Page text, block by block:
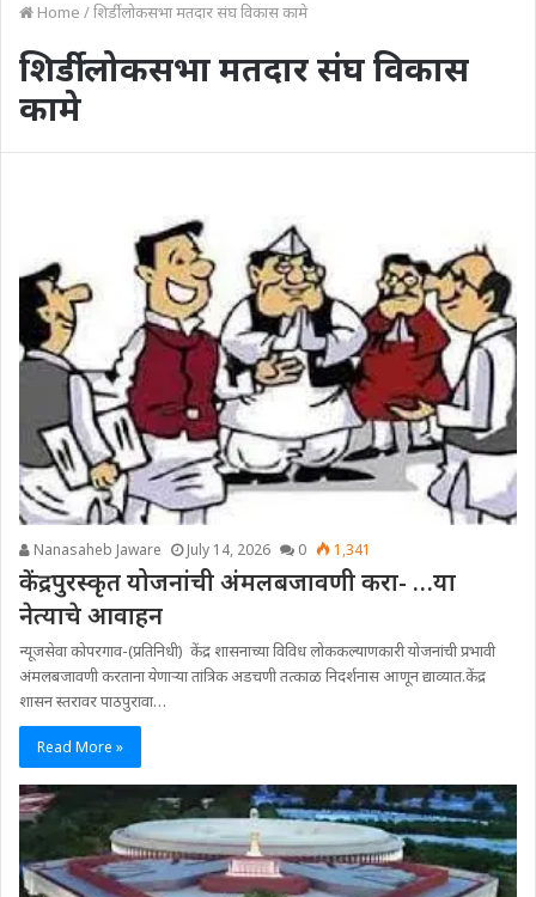
Home /शिर्डी लोकसभा मतदार संघ विकास कामे
शिर्डी लोकसभा मतदार संघ विकास
कामे
Nanasaheb Jaware July 14, 2026 0 1,341
केंद्रपुरस्कृत योजनांची अंमलबजावणी करा- …या
नेत्याचे आवाहन
न्यूजसेवा कोपरगाव-(प्रतिनिधी) केंद्र शासनाच्या विविध लोककल्याणकारी योजनांची प्रभावी
अंमलबजावणी करताना येणाऱ्या तांत्रिक अडचणी तत्काळ निदर्शनास आणून द्याव्यात.केंद्र
शासन स्तरावर पाठपुरावा…
Read More »